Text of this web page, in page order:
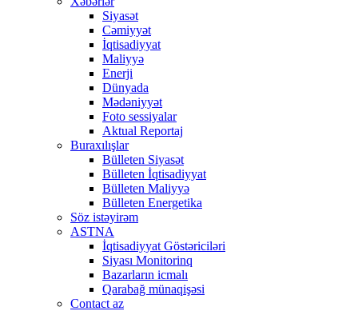
Siyasət
Cəmiyyət
İqtisadiyyat
Maliyyə
Enerji
Dünyada
Mədəniyyət
Foto sessiyalar
Aktual Reportaj
Buraxılışlar
Bülleten Siyasət
Bülleten İqtisadiyyat
Bülleten Maliyyə
Bülleten Energetika
Söz istəyirəm
ASTNA
İqtisadiyyat Göstəriciləri
Siyası Monitorinq
Bazarların icmalı
Qarabağ münaqişəsi
Contact az